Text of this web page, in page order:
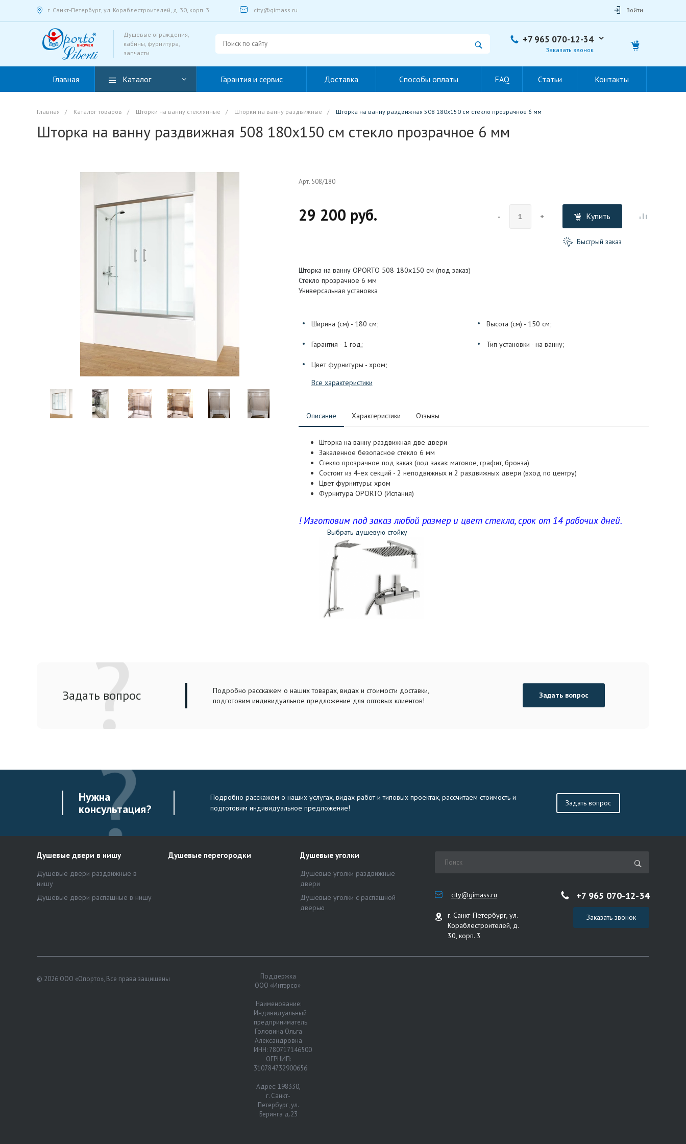
г. Санкт-Петербург, ул. Кораблестроителей, д. 30, корп. 3 city@gimass.ru Войти
Душевые ограждения,
кабины, фурнитура,
запчасти
+7 965 070-12-34
Заказать звонок
Главная Каталог Гарантия и сервис Доставка Способы оплаты FAQ Статьи Контакты
Главная / Каталог товаров / Шторки на ванну стеклянные / Шторки на ванну раздвижные / Шторка на ванну раздвижная 508 180x150 см стекло прозрачное 6 мм
Шторка на ванну раздвижная 508 180x150 см стекло прозрачное 6 мм
Арт. 508/180
29 200 руб. - + Купить
Быстрый заказ
Шторка на ванну OPORTO 508 180x150 см (под заказ)
Стекло прозрачное 6 мм
Универсальная установка
Ширина (см) - 180 см; Высота (см) - 150 см;
Гарантия - 1 год; Тип установки - на ванну;
Цвет фурнитуры - хром;
Все характеристики
Описание Характеристики Отзывы
Шторка на ванну раздвижная две двери
Закаленное безопасное стекло 6 мм
Стекло прозрачное под заказ (под заказ: матовое, графит, бронза)
Состоит из 4-ех секций - 2 неподвижных и 2 раздвижных двери (вход по центру)
Цвет фурнитуры: хром
Фурнитура OPORTO (Испания)
! Изготовим под заказ любой размер и цвет стекла, срок от 14 рабочих дней.
Выбрать душевую стойку
Задать вопрос
Подробно расскажем о наших товарах, видах и стоимости доставки,
подготовим индивидуальное предложение для оптовых клиентов!
Задать вопрос
Нужна
консультация?
Подробно расскажем о наших услугах, видах работ и типовых проектах, рассчитаем стоимость и
подготовим индивидуальное предложение!
Задать вопрос
Душевые двери в нишу
Душевые двери раздвижные в
нишу
Душевые двери распашные в нишу
Душевые перегородки Душевые уголки
Душевые уголки раздвижные
двери
Душевые уголки с распашной
дверью
city@gimass.ru
г. Санкт-Петербург, ул.
Кораблестроителей, д.
30, корп. 3
+7 965 070-12-34
Заказать звонок
© 2026 ООО «Опорто», Все права защищены
Поддержка
ООО «Интэрсо»
Наименование:
Индивидуальный
предприниматель
Головина Ольга
Александровна
ИНН: 780717146500
ОГРНИП:
310784732900656
Адрес: 198330,
г. Санкт-
Петербург, ул.
Беринга д.23